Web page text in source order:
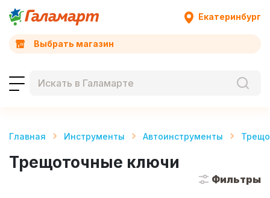
Екатеринбург
Выбрать магазин
Главная Инструменты Автоинструменты
Трещоточные ключи
Фильтры